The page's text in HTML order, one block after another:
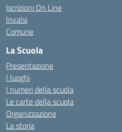
Iscrizioni On Line
Invalsi
Comune
La Scuola
Presentazione
I luoghi
I numeri della scuola
Le carte della scuola
Organizzazione
La storia